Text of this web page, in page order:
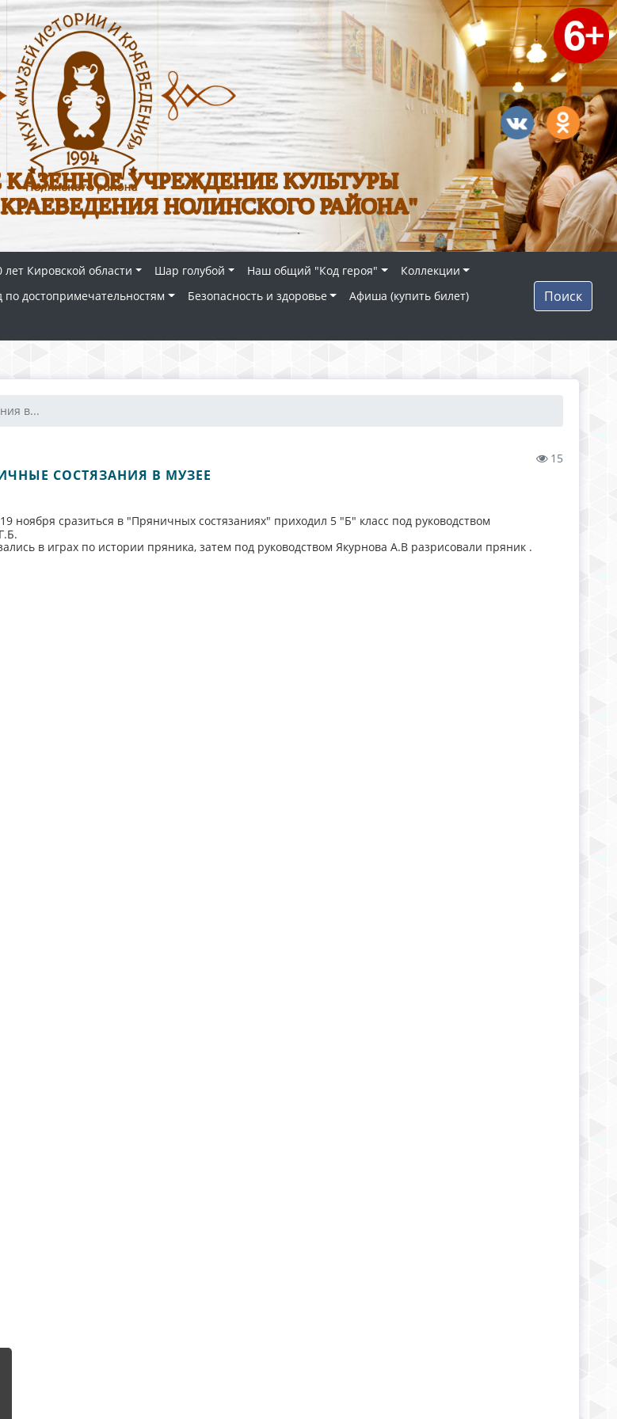
УЧРЕЖДЕНИЕ КУЛЬТУРЫ
НОЛИНСКОГО РАЙОНА"
лет Кировской области Шар голубой Наш общий "Код героя"
Коллекции
по достопримечательностям Безопасность и здоровье
Афиша (купить билет)
Поиск
в...
15
СОСТЯЗАНИЯ В МУЗЕЕ
19 ноября сразиться в "Пряничных состязаниях" приходил 5 "Б" класс под руководством
в играх по истории пряника, затем под руководством Якурнова А.В разрисовали пряник .